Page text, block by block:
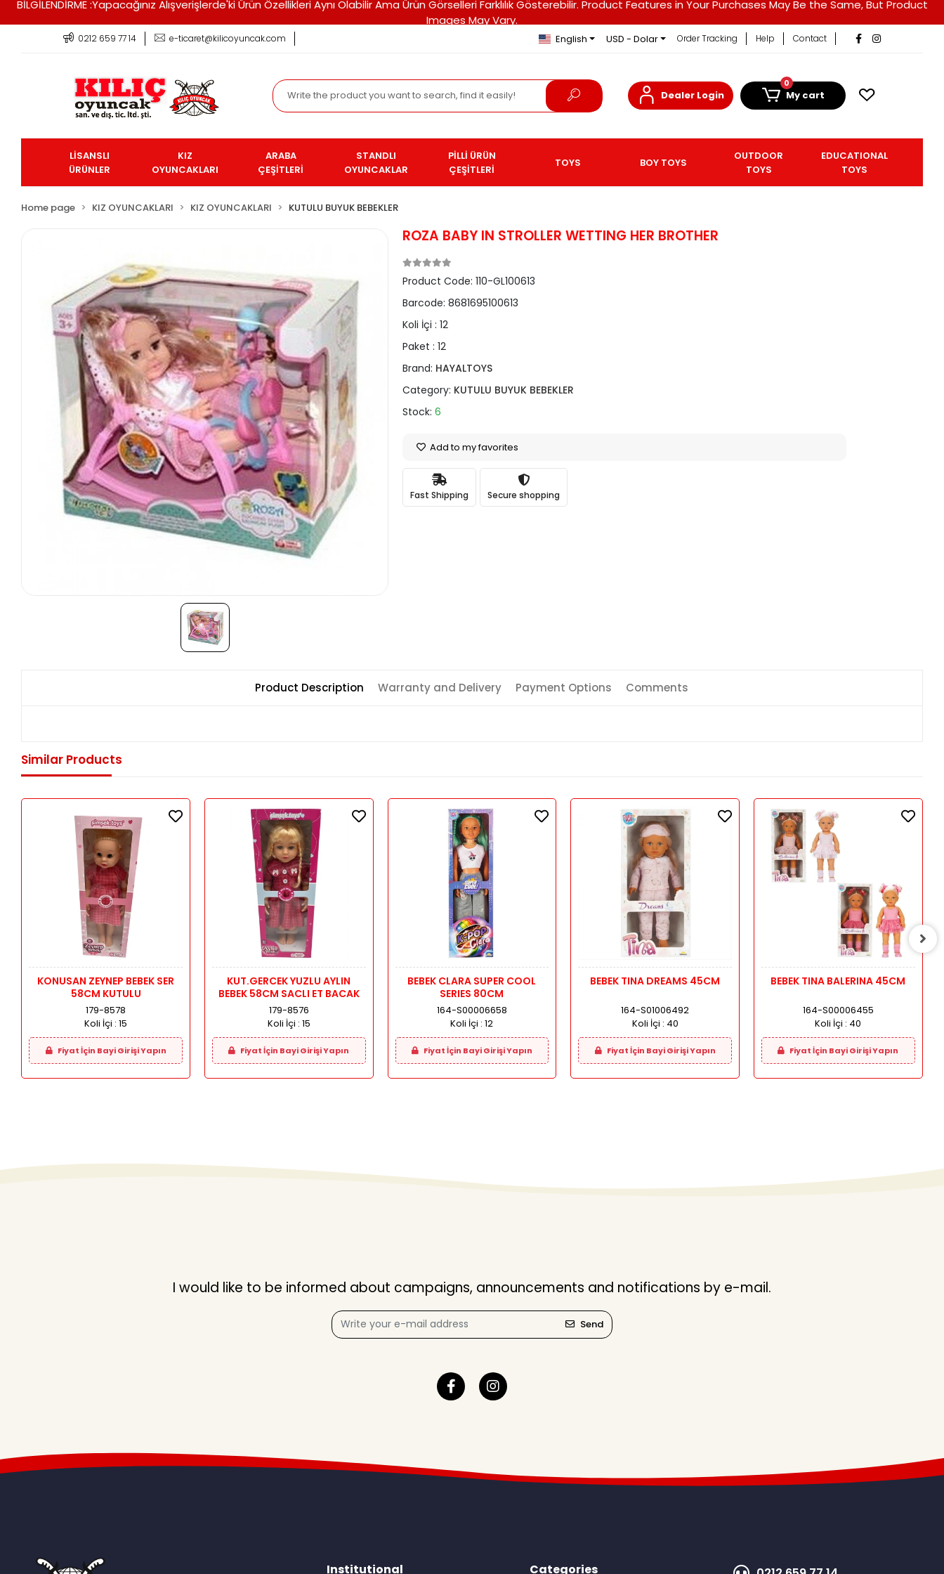
BİLGİLENDİRME :Yapacağınız Alışverişlerde'ki Ürün Özellikleri Aynı Olabilir Ama Ürün Görselleri Farklılık Gösterebilir. Product Features in Your Purchases May Be the Same, But Product
Images May Vary.
0212 659 77 14 e-ticaret@kilicoyuncak.com English USD - Dolar Order Tracking Help Contact
Dealer Login
0
My cart
LİSANSLI
ÜRÜNLER
KIZ
OYUNCAKLARI
ARABA
ÇEŞİTLERİ
STANDLI
OYUNCAKLAR
PİLLİ ÜRÜN
ÇEŞİTLERİ
TOYS BOY TOYS
OUTDOOR
TOYS
EDUCATIONAL
TOYS
Home page KIZ OYUNCAKLARI KIZ OYUNCAKLARI KUTULU BUYUK BEBEKLER
ROZA BABY IN STROLLER WETTING HER BROTHER
Product Code:110-GL100613
Barcode:8681695100613
Koli İçi :12
Paket :12
Brand: HAYALTOYS
Category: KUTULU BUYUK BEBEKLER
Stock:6
Add to my favorites
Fast Shipping Secure shopping
Product Description Warranty and Delivery Payment Options Comments
Similar Products
KONUSAN ZEYNEP BEBEK SER
58CM KUTULU
179-8578
Koli İçi :15
Fiyat İçin Bayi Girişi Yapın
KUT.GERCEK YUZLU AYLIN
BEBEK 58CM SACLI ET BACAK
179-8576
Koli İçi : 15
Fiyat İçin Bayi Girişi Yapın
BEBEK CLARA SUPER COOL
SERIES 80CM
164-S00006658
Koli İçi :12
Fiyat İçin Bayi Girişi Yapın
BEBEK TINA DREAMS 45CM
164-S01006492
Koli İçi : 40
Fiyat İçin Bayi Girişi Yapın
BEBEK TINA BALERINA 45CM
164-S00006455
Koli İçi : 40
Fiyat İçin Bayi Girişi Yapın
I would like to be informed about campaigns, announcements and notifications by e-mail.
Send
Institutional Categories